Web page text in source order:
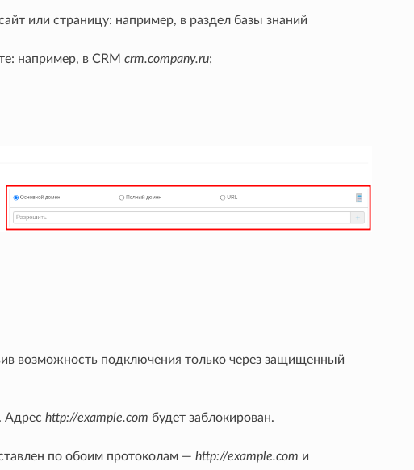
или страницу: например, в раздел базы знаний
например, в CRM crm.company.ru;
возможность подключения только через защищенный
. Адрес http://example.com будет заблокирован.
по обоим протоколам — http://example.com и